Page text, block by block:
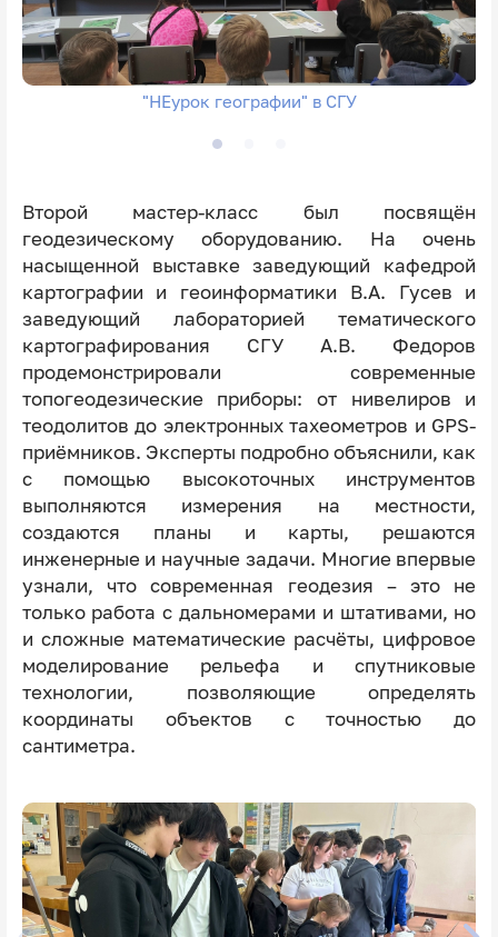
"НЕурок географии" в СГУ
Второй мастер-класс был посвящён
геодезическому оборудованию. На очень
насыщенной выставке заведующий кафедрой
картографии и геоинформатики В.А. Гусев и
заведующий лабораторией тематического
картографирования СГУ А.В. Федоров
продемонстрировали современные
топогеодезические приборы: от нивелиров и
теодолитов до электронных тахеометров и GPS-
приёмников. Эксперты подробно объяснили, как
с помощью высокоточных инструментов
выполняются измерения на местности,
создаются планы и карты, решаются
инженерные и научные задачи. Многие впервые
узнали, что современная геодезия – это не
только работа с дальномерами и штативами, но
и сложные математические расчёты, цифровое
моделирование рельефа и спутниковые
технологии, позволяющие определять
координаты объектов с точностью до
сантиметра.